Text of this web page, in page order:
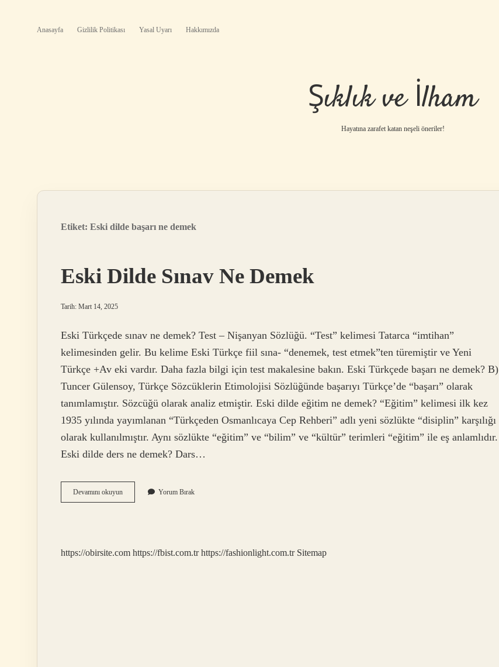
Anasayfa Gizlilik Politikası Yasal Uyarı Hakkımızda
Şıklık ve İlham
Hayatına zarafet katan neşeli öneriler!
Etiket: Eski dilde başarı ne demek
Eski Dilde Sınav Ne Demek
Tarih: Mart 14, 2025
Eski Türkçede sınav ne demek? Test – Nişanyan Sözlüğü. “Test” kelimesi Tatarca “imtihan”
kelimesinden gelir. Bu kelime Eski Türkçe fiil sına- “denemek, test etmek”ten türemiştir ve Yeni
Türkçe +Av eki vardır. Daha fazla bilgi için test makalesine bakın. Eski Türkçede başarı ne demek? B)
Tuncer Gülensoy, Türkçe Sözcüklerin Etimolojisi Sözlüğünde başarıyı Türkçe’de “başarı” olarak
tanımlamıştır. Sözcüğü olarak analiz etmiştir. Eski dilde eğitim ne demek? “Eğitim” kelimesi ilk kez
1935 yılında yayımlanan “Türkçeden Osmanlıcaya Cep Rehberi” adlı yeni sözlükte “disiplin” karşılığı
olarak kullanılmıştır. Aynı sözlükte “eğitim” ve “bilim” ve “kültür” terimleri “eğitim” ile eş anlamlıdır.
Eski dilde ders ne demek? Dars…
Devamını okuyunEski
Dilde
Yorum Bırak
https://obirsite.com https://fbist.com.tr https://fashionlight.com.tr Sitemap